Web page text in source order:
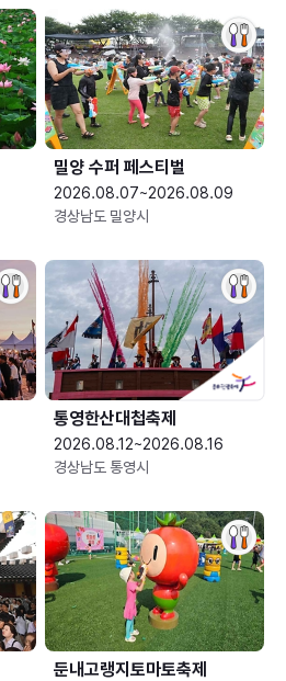
밀양 수퍼 페스티벌
2026.08.07~2026.08.09
경상남도 밀양시
통영한산대첩축제
2026.08.12~2026.08.16
경상남도 통영시
둔내고랭지토마토축제